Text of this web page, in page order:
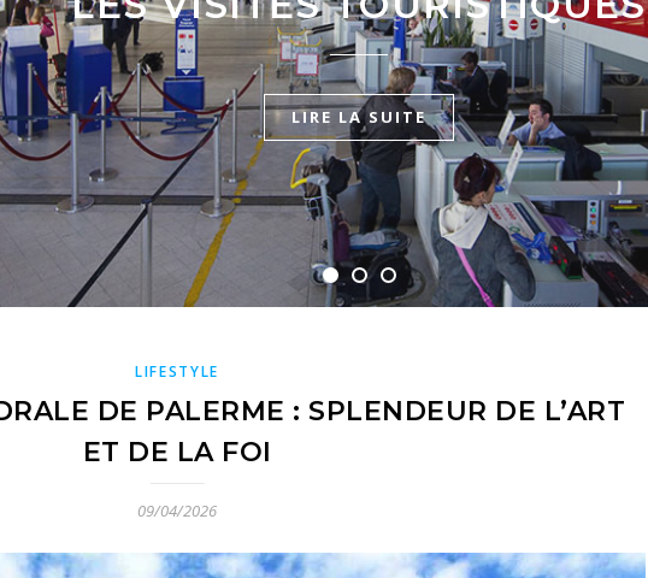
LIRE LA SUITE
LIRE LA SUITE
LIRE LA SUITE
LIFESTYLE
DE PALERME : SPLENDEUR DE L’ART
ET DE LA FOI
09/04/2026